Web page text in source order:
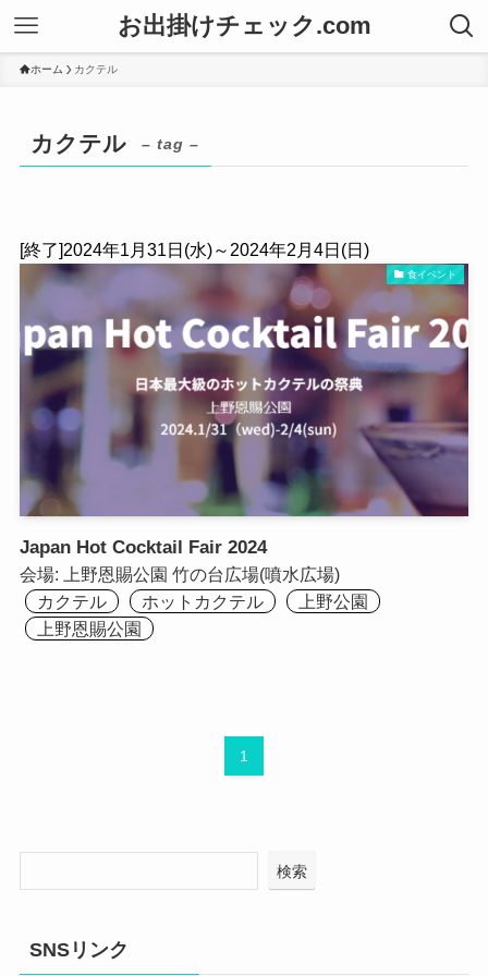
お出掛けチェック.com
ホーム カクテル
カクテル – tag –
[終了]2024年1月31日(水)～2024年2月4日(日)
食イベント
Japan Hot Cocktail Fair 2024
会場:
上野恩賜公園 竹の台広場(噴水広場)
カクテル
ホットカクテル
上野公園
上野恩賜公園
1
検索
SNSリンク